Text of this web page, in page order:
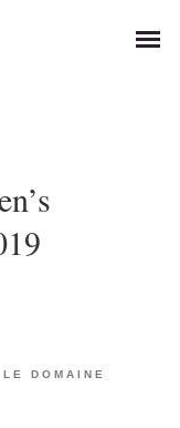
LE DOMAINE